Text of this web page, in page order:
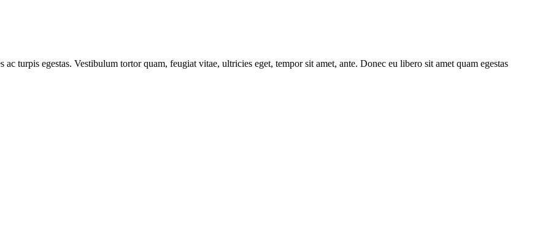
ac turpis egestas. Vestibulum tortor quam, feugiat vitae, ultricies eget, tempor sit amet, ante. Donec eu libero sit amet quam egestas